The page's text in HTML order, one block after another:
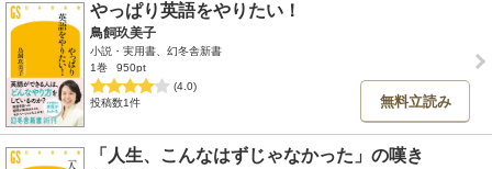
やっぱり英語をやりたい！
鳥飼玖美子
小説・実用書、幻冬舎新書
1巻
950pt
(4.0)
投稿数1件
無料立読み
「人生、こんなはずじゃなかった」の嘆き